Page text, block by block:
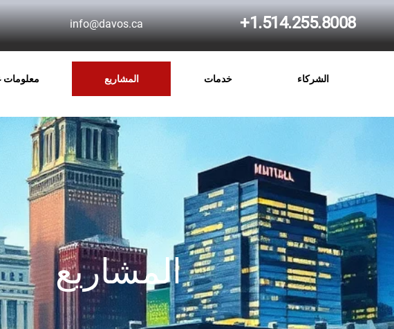
info@davos.ca +1.514.255.8008
معلومات المشاريع خدمات الشركاء
المشاريع